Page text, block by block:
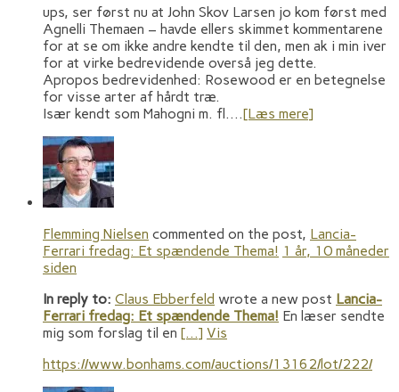
ups, ser først nu at John Skov Larsen jo kom først med
Agnelli Themaen – havde ellers skimmet kommentarene
for at se om ikke andre kendte til den, men ak i min iver
for at virke bedrevidende overså jeg dette.
Apropos bedrevidenhed: Rosewood er en betegnelse
for visse arter af hårdt træ.
Især kendt som Mahogni m. fl.…[Læs mere]
Flemming Nielsen commented on the post, Lancia-
Ferrari fredag: Et spændende Thema! 1 år, 10 måneder
siden
In reply to: Claus Ebberfeld wrote a new post Lancia-
Ferrari fredag: Et spændende Thema! En læser sendte
mig som forslag til en […] Vis
https://www.bonhams.com/auctions/13162/lot/222/